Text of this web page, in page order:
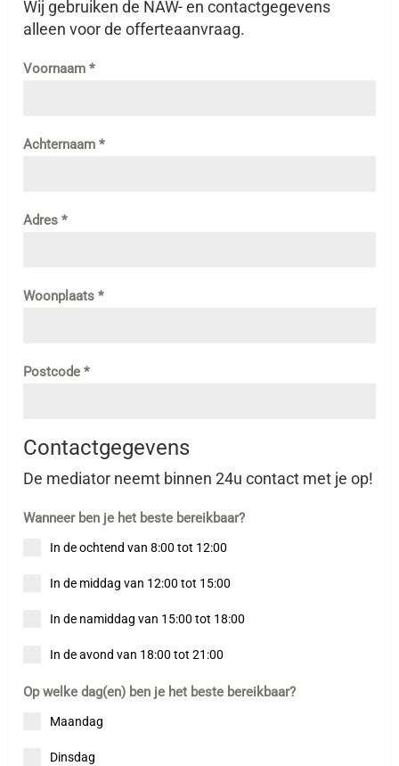
Wij gebruiken de NAW- en contactgegevens
alleen voor de offerteaanvraag.
Voornaam*
Achternaam*
Adres*
Woonplaats*
Postcode*
Contactgegevens
De mediator neemt binnen 24u contact met je op!
Wanneer ben je het beste bereikbaar?
In de ochtend van 8:00 tot 12:00
In de middag van 12:00 tot 15:00
In de namiddag van 15:00 tot 18:00
In de avond van 18:00 tot 21:00
Op welke dag(en) ben je het beste bereikbaar?
Maandag
Dinsdag